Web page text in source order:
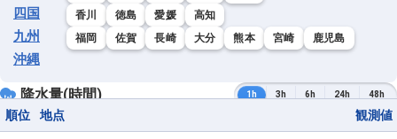
四国 香川 徳島 愛媛 高知
九州 福岡 佐賀 長崎 大分 熊本 宮崎 鹿児島
沖縄
降水量(時間) 1h 3h 6h 24h 48h
順位 地点 観測値